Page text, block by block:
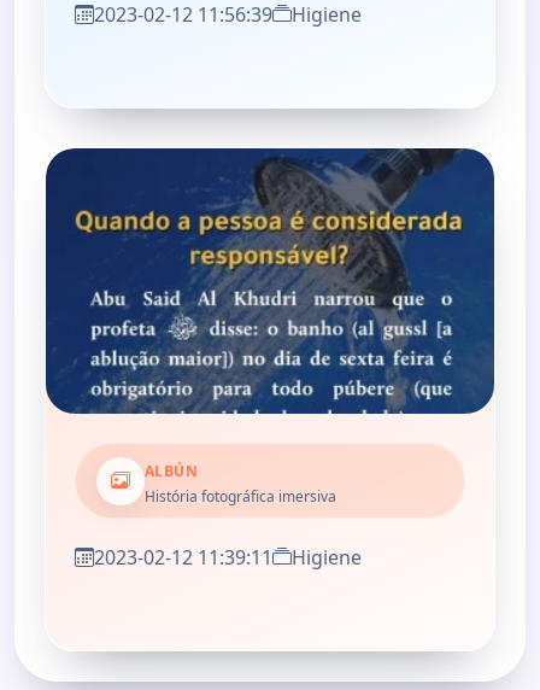
2023-02-12 11:56:39 Higiene
ALBÚN
História fotográfica imersiva
2023-02-12 11:39:11 Higiene